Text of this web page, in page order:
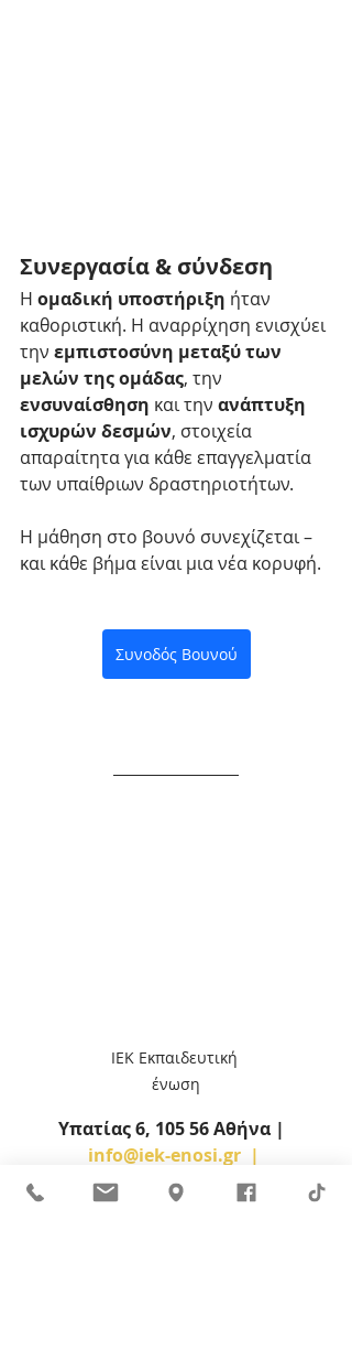
Συνεργασία & σύνδεση
Η ομαδική υποστήριξη ήταν
καθοριστική. Η αναρρίχηση ενισχύει
την εμπιστοσύνη μεταξύ των
μελών της ομάδας, την
ενσυναίσθηση και την ανάπτυξη
ισχυρών δεσμών, στοιχεία
απαραίτητα για κάθε επαγγελματία
των υπαίθριων δραστηριοτήτων.
Η μάθηση στο βουνό συνεχίζεται –
και κάθε βήμα είναι μια νέα κορυφή.
Συνοδός Βουνού
ΙΕΚ Εκπαιδευτική
ένωση
Υπατίας 6, 105 56 Αθήνα |
info@iek-enosi.gr  |
  Τηλ: 210 3235200,
211 1100335